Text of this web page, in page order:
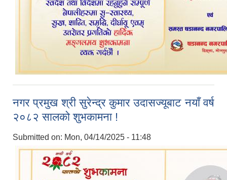
नगर प्रमुख श्री सुरेन्द्र कुमार उदासज्यूबाट नयाँ वर्ष
२०८२ सालको शुभकामना !
Submitted on: Mon, 04/14/2025 - 11:48